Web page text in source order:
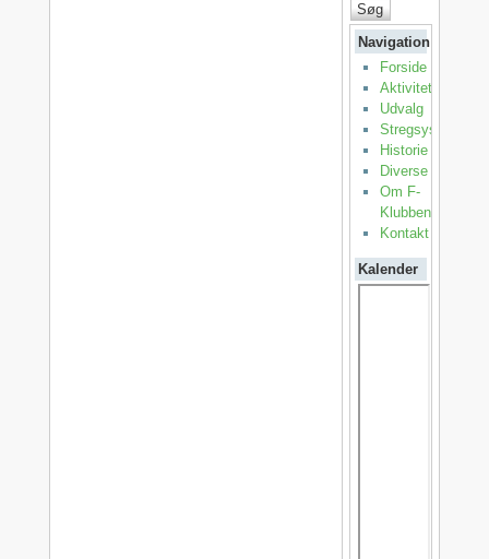
Søg
Navigation
Forside
Aktiviteter
Udvalg
Stregsystemet
Historie
Diverse
Om F-
Klubben
Kontakt
Kalender